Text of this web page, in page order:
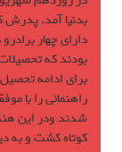
بدنیا آمد.
دارای چهار
بودند كه
برای ادامه
راهنمائی را با
شدند ودر این
كوتاه كشت و به